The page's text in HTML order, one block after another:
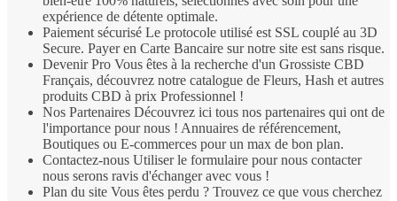
expérience de détente optimale.
Paiement sécurisé Le protocole utilisé est SSL couplé au 3D
Secure. Payer en Carte Bancaire sur notre site est sans risque.
Devenir Pro Vous êtes à la recherche d'un Grossiste CBD
Français, découvrez notre catalogue de Fleurs, Hash et autres
produits CBD à prix Professionnel !
Nos Partenaires Découvrez ici tous nos partenaires qui ont de
l'importance pour nous ! Annuaires de référencement,
Boutiques ou E-commerces pour un max de bon plan.
Contactez-nous Utiliser le formulaire pour nous contacter
nous serons ravis d'échanger avec vous !
Plan du site Vous êtes perdu ? Trouvez ce que vous cherchez